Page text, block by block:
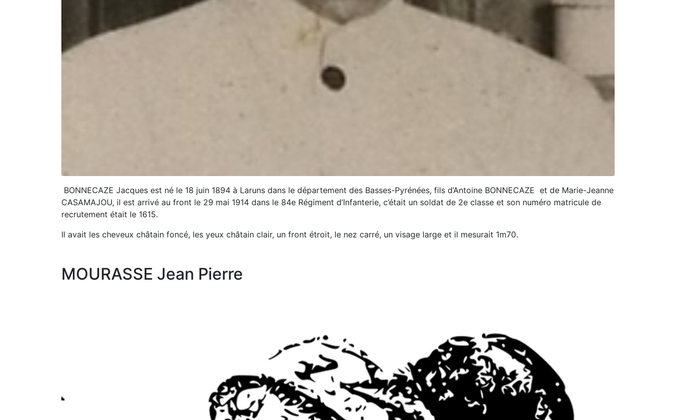
BONNECAZE Jacques est né le 18 juin 1894 à Laruns dans le département des Basses-Pyrénées, fils d’Antoine BONNECAZE et de Marie-Jeanne
CASAMAJOU, il est arrivé au front le 29 mai 1914 dans le 84e Régiment d’Infanterie, c’était un soldat de 2e classe et son numéro matricule de
recrutement était le 1615.
Il avait les cheveux châtain foncé, les yeux châtain clair, un front étroit, le nez carré, un visage large et il mesurait 1m70.
MOURASSE Jean Pierre